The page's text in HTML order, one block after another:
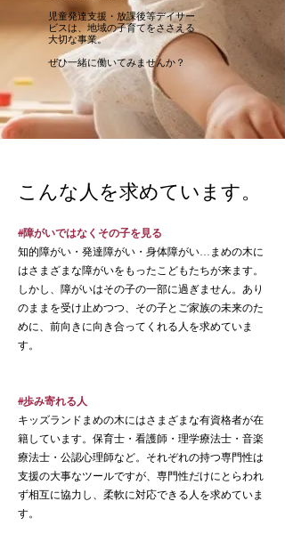
児童発達支援・放課後等デイサー
ビスは、地域の子育てをささえる
大切な事業。
​ぜひ一緒に働いてみませんか？
こんな人を求めています。
#障がいではなくその子を見る
​知的障がい・発達障がい・身体障がい…まめの木に
はさまざまな障がいをもったこどもたちが来ます。
しかし、障がいはその子の一部に過ぎません。あり
のままを受け止めつつ、その子とご家族の未来のた
めに、前向きに向き合ってくれる人を求めていま
す。
#歩み寄れる人
キッズランドまめの木にはさまざまな有資格者が在
籍しています。保育士・看護師・理学療法士・音楽
療法士・公認心理師など。それぞれの持つ専門性は
支援の大事なツールですが、専門性だけにとらわれ
ず相互に協力し、柔軟に対応できる人を求めていま
す。